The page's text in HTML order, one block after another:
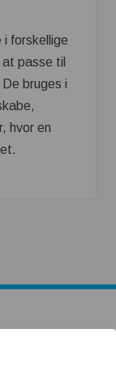
forskellige
passe til
bruges i
hvor en